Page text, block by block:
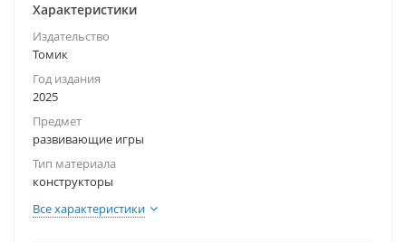
Характеристики
Издательство
Томик
Год издания
2025
Предмет
развивающие игры
Тип материала
конструкторы
Все характеристики